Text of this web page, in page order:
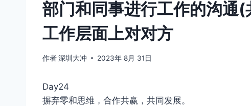
部门和同事进行工作的沟通
工作层面上对对方
作者深圳大冲 2023年 8月 31日
Day24
摒弃零和思维，合作共赢，共同发展。